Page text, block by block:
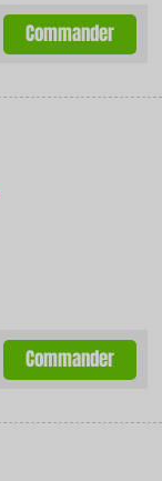
Commander
Commander